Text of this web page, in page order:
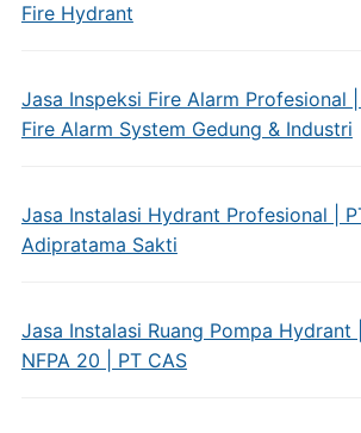
Fire Hydrant
Jasa Inspeksi Fire Alarm Profesional
Fire Alarm System Gedung & Industri
Jasa Instalasi Hydrant Profesional |
Adipratama Sakti
Jasa Instalasi Ruang Pompa Hydrant
NFPA 20 | PT CAS